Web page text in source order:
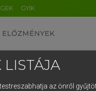
GYIK
ELŐZMÉNYEK
LISTÁJA
az önről